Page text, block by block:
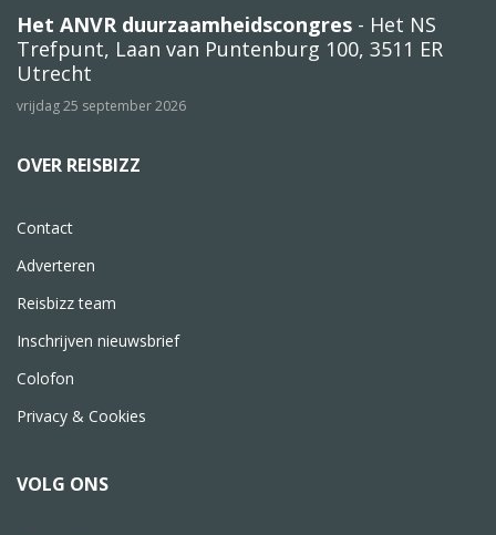
Het ANVR duurzaamheidscongres - Het NS
Trefpunt, Laan van Puntenburg 100, 3511 ER
Utrecht
vrijdag 25 september 2026
OVER REISBIZZ
Contact
Adverteren
Reisbizz team
Inschrijven nieuwsbrief
Colofon
Privacy & Cookies
VOLG ONS